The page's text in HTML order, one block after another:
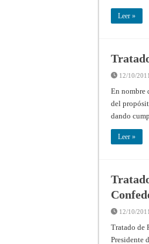
Leer »
12/10/2011
En nombre
del
dando
Leer »
12/10/2011
Tratado de
Presidente